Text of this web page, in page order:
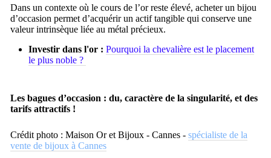
Dans un contexte où le cours de l’or reste élevé, acheter un bijou
d’occasion permet d’acquérir un actif tangible qui conserve une
valeur intrinsèque liée au métal précieux.
Investir dans l'or : Pourquoi la chevalière est le placement
le plus noble ?
Les bagues d’occasion : du, caractère de la singularité, et des
tarifs attractifs !
Crédit photo : Maison Or et Bijoux - Cannes - spécialiste de la
vente de bijoux à Cannes